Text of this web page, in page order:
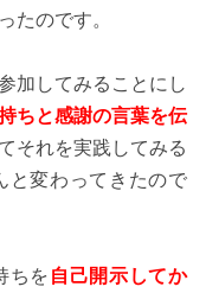
たのです。
加してみることにし
ちと感謝の言葉を伝
それを実践してみる
と変わってきたので
ちを自己開示してか